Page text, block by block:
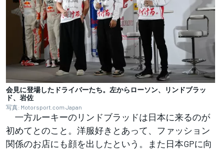
会見に登場したドライバーたち。左からローソン、リンドブラッ
ド、岩佐
写真: Motorsport.com Japan
一方ルーキーのリンドブラッドは日本に来るのが
初めてとのこと。洋服好きとあって、ファッション
関係のお店にも顔を出したという。また日本GPに向